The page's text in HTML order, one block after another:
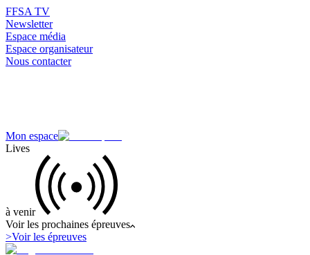
FFSA TV
Newsletter
Espace média
Espace organisateur
Nous contacter
Mon espace
Lives
à venir
Voir les prochaines épreuves
>Voir les épreuves